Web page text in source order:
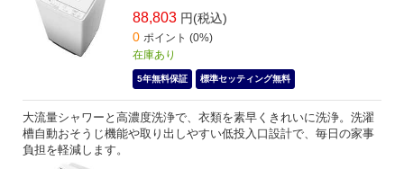
88,803 円(税込)
0 ポイント (0%)
在庫あり
5年無料保証 標準セッティング無料
大流量シャワーと高濃度洗浄で、衣類を素早くきれいに洗浄。洗濯
槽自動おそうじ機能や取り出しやすい低投入口設計で、毎日の家事
負担を軽減します。